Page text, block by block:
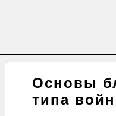
Основы
типа